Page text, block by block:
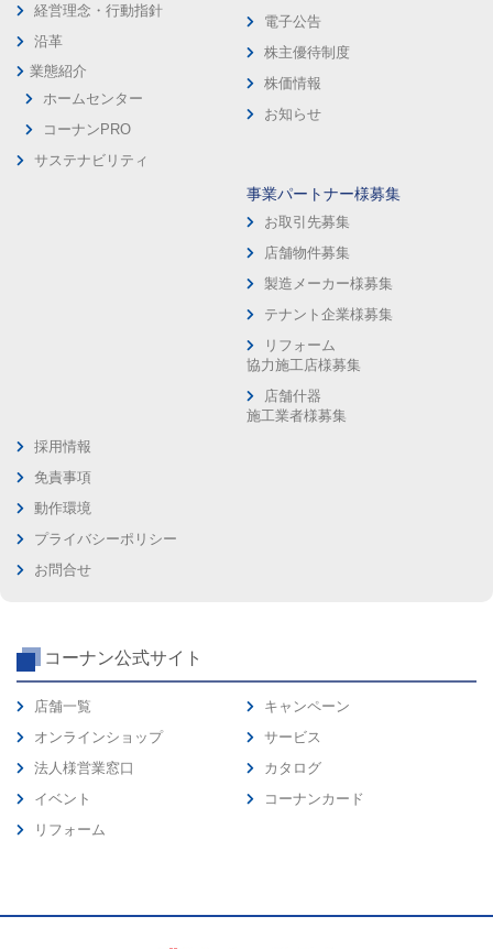
経営理念・行動指針
沿革
業態紹介
ホームセンター
コーナンPRO
サステナビリティ
電子公告
株主優待制度
株価情報
お知らせ
事業パートナー様募集
お取引先募集
店舗物件募集
製造メーカー様募集
テナント企業様募集
リフォーム
協力施工店様募集
店舗什器
施工業者様募集
採用情報
免責事項
動作環境
プライバシーポリシー
お問合せ
コーナン公式サイト
店舗一覧
オンラインショップ
法人様営業窓口
イベント
リフォーム
キャンペーン
サービス
カタログ
コーナンカード